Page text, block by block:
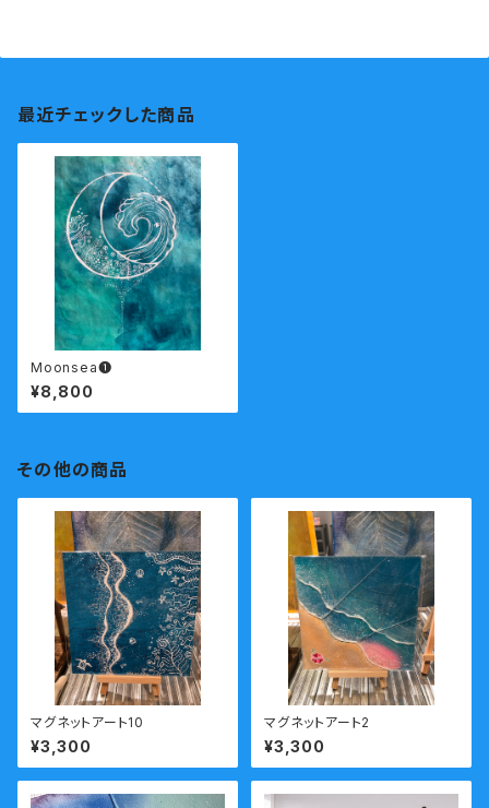
最近チェックした商品
Moonsea❶
¥8,800
その他の商品
マグネットアート10
¥3,300
マグネットアート2
¥3,300